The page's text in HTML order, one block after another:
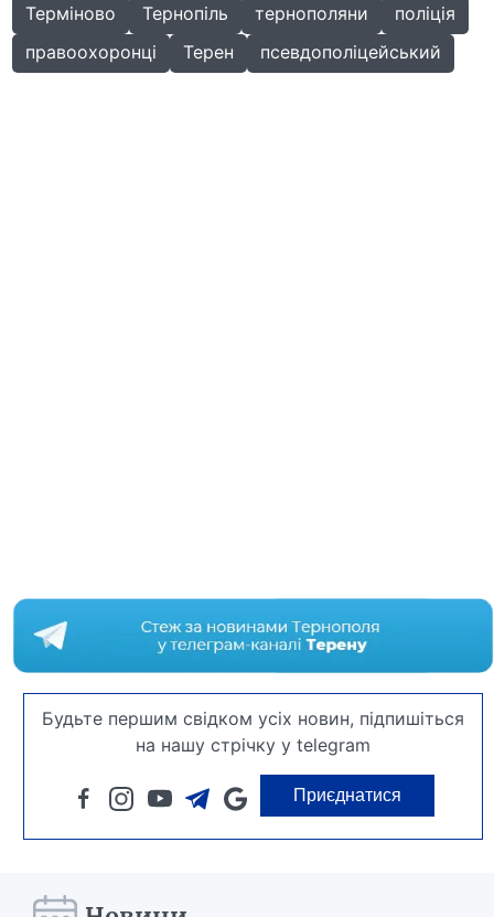
Терміново Тернопіль тернополяни
поліція
правоохоронці
Терен псевдополіцейський
Будьте першим свідком усіх новин, підпишіться
на нашу стрічку у telegram
Приєднатися